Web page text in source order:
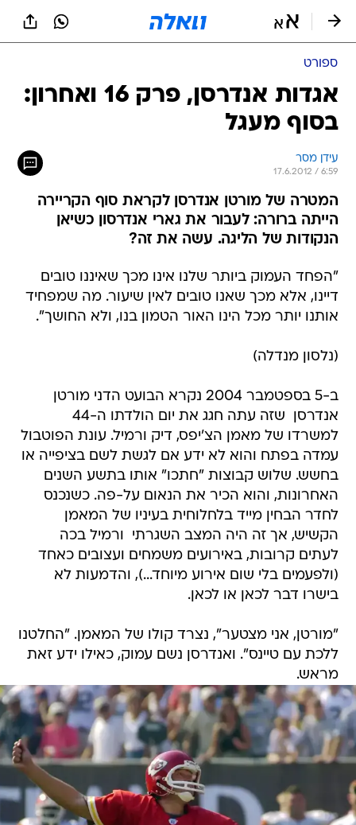
ספורט
אגדות אנדרסן, פרק 16 ואחרון:
בסוף מעגל
עידן מסר
17.6.2012 / 6:59
המטרה של מורטן אנדרסן לקראת סוף הקריירה
הייתה ברורה: לעבור את גארי אנדרסון כשיאן
הנקודות של הליגה. עשה את זה?
"הפחד העמוק ביותר שלנו אינו מכך שאיננו טובים
דיינו, אלא מכך שאנו טובים לאין שיעור. מה שמפחיד
אותנו יותר מכל הינו האור הטמון בנו, ולא החושך".
(נלסון מנדלה)
ב-5 בספטמבר 2004 נקרא הבועט הדני מורטן
למשרדו של מאמן הצ'יפס, דיק ורמיל. עונת הפוטבול
עמדה בפתח והוא לא ידע אם לגשת לשם בציפייה או
בחשש. שלוש קבוצות "חתכו" אותו בתשע השנים
האחרונות, והוא הכיר את הנאום על-פה. כשנכנס
לחדר הבחין מייד בלחלוחית בעיניו של המאמן
הקשיש, אך זה היה המצב השגרתי  ורמיל בכה
לעתים קרובות, באירועים משמחים ועצובים כאחד
(ולפעמים בלי שום אירוע מיוחד...), והדמעות לא
בישרו דבר לכאן או לכאן.
"מורטן, אני מצטער", נצרד קולו של המאמן. "החלטנו
ללכת עם טיינס". ואנדרסן נשם עמוק, כאילו ידע זאת
מראש.